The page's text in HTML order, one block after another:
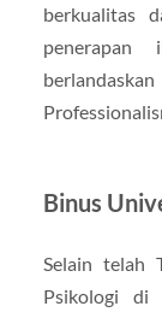
berkualitas
penerapan
Binus
Selain telah
Psikologi di